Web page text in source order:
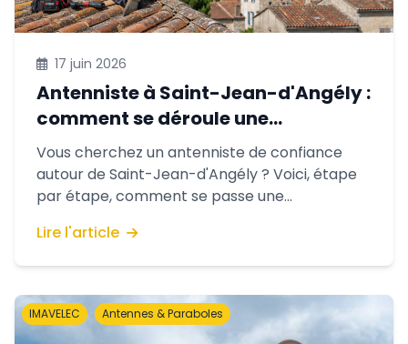
17 juin 2026
Antenniste à Saint-Jean-d'Angély :
comment se déroule une
intervention IMAVELEC
Vous cherchez un antenniste de confiance
autour de Saint-Jean-d'Angély ? Voici, étape
par étape, comment se passe une
appel au réglage final, en passant par le
diagnostic.
Lire l'article
IMAVELEC Antennes & Paraboles